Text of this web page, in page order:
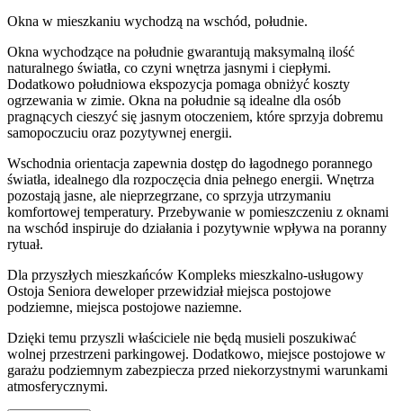
Okna w mieszkaniu wychodzą na wschód, południe.
Okna wychodzące na południe gwarantują maksymalną ilość
naturalnego światła, co czyni wnętrza jasnymi i ciepłymi.
Dodatkowo południowa ekspozycja pomaga obniżyć koszty
ogrzewania w zimie. Okna na południe są idealne dla osób
pragnących cieszyć się jasnym otoczeniem, które sprzyja dobremu
samopoczuciu oraz pozytywnej energii.
Wschodnia orientacja zapewnia dostęp do łagodnego porannego
światła, idealnego dla rozpoczęcia dnia pełnego energii. Wnętrza
pozostają jasne, ale nieprzegrzane, co sprzyja utrzymaniu
komfortowej temperatury. Przebywanie w pomieszczeniu z oknami
na wschód inspiruje do działania i pozytywnie wpływa na poranny
rytuał.
Dla przyszłych mieszkańców Kompleks mieszkalno-usługowy
Ostoja Seniora deweloper przewidziałmiejsca postojowe
podziemne, miejsca postojowe naziemne.
Dzięki temu przyszli właściciele nie będą musieli poszukiwać
wolnej przestrzeni parkingowej. Dodatkowo, miejsce postojowe w
garażu podziemnym zabezpiecza przed niekorzystnymi warunkami
atmosferycznymi.